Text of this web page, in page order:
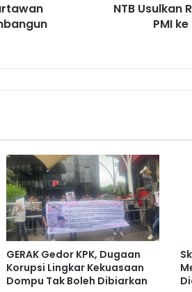
NTB Usulkan
PMI
GERAK Gedor KPK, Dugaan
Korupsi Lingkar Kekuasaan
Dompu Tak Boleh Dibiarkan